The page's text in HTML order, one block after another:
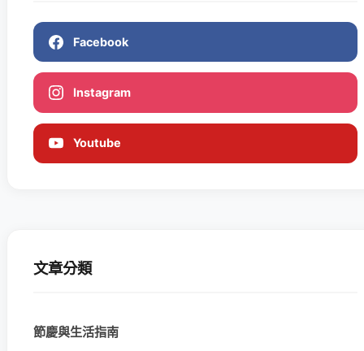
Facebook
Instagram
Youtube
文章分類
節慶與生活指南